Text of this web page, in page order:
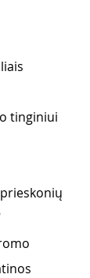
tinginiui